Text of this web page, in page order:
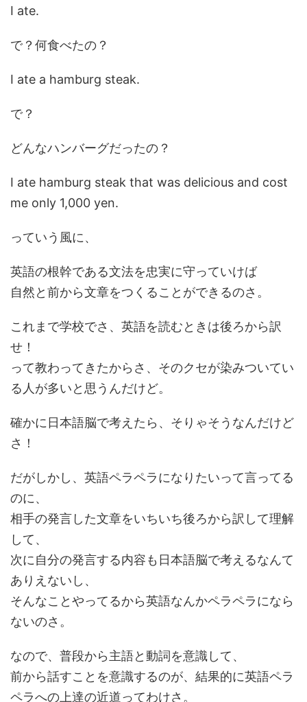
I ate.
で？何食べたの？
I ate a hamburg steak.
で？
どんなハンバーグだったの？
I ate hamburg steak that was delicious and cost
me only 1,000 yen.
っていう風に、
英語の根幹である文法を忠実に守っていけば
自然と前から文章をつくることができるのさ。
これまで学校でさ、英語を読むときは後ろから訳
せ！
って教わってきたからさ、そのクセが染みついてい
る人が多いと思うんだけど。
確かに日本語脳で考えたら、そりゃそうなんだけど
さ！
だがしかし、英語ペラペラになりたいって言ってる
のに、
相手の発言した文章をいちいち後ろから訳して理解
して、
次に自分の発言する内容も日本語脳で考えるなんて
ありえないし、
そんなことやってるから英語なんかペラペラになら
ないのさ。
なので、普段から主語と動詞を意識して、
前から話すことを意識するのが、結果的に英語ペラ
ペラへの上達の近道ってわけさ。